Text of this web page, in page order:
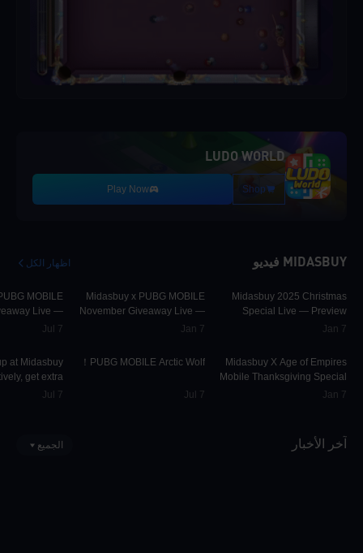
LUDO WORLD
Shop
Play Now
MIDASBUY فيديو اظهار الكل
Midasbuy 2025 Christmas
Special Live — Preview
Jan 7
Midasbuy X Age of Empires
Mobile Thanksgiving Special
Live — Preview Now!
Jan 7
Midasbuy x PUBG MOBILE
November Giveaway Live —
Preview Now!
Jan 7
PUBG MOBILE Arctic Wolf！
Jul 7
MOBILE
Live —
Preview
Jul 7
at Midasbuy
get extra
UC and much
Jul 7
آخر الأخبار الجميع